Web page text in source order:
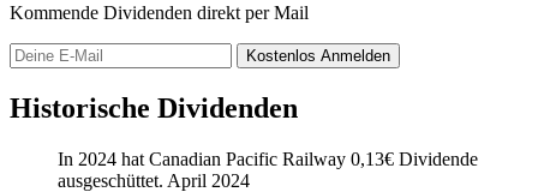
Kommende Dividenden direkt per Mail
Kostenlos Anmelden
Historische Dividenden
In 2024 hat Canadian Pacific Railway 0,13€ Dividende
ausgeschüttet. April 2024